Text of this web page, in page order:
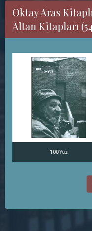
Oktay Aras
Altan Kitapları
100 Yüz